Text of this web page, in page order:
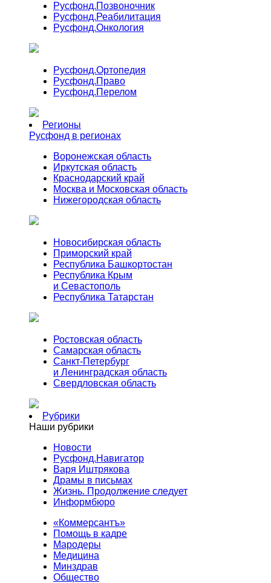
Русфонд.Позвоночник
Русфонд.Реабилитация
Русфонд.Онкология
Русфонд.Ортопедия
Русфонд.Право
Русфонд.Перелом
Регионы
Русфонд в регионах
Воронежская область
Иркутская область
Краснодарский край
Москва и Московская область
Нижегородская область
Новосибирская область
Приморский край
Республика Башкортостан
Республика Крым
и Севастополь
Республика Татарстан
Ростовская область
Самарская область
Санкт-Петербург
и Ленинградская область
Свердловская область
Рубрики
Наши рубрики
Новости
Русфонд.Навигатор
Варя Иштрякова
Драмы в письмах
Жизнь. Продолжение следует
Информбюро
«Коммерсантъ»
Помощь в кадре
Мародеры
Медицина
Минздрав
Общество